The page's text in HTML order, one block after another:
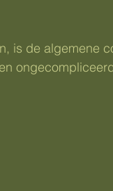
is de algemene